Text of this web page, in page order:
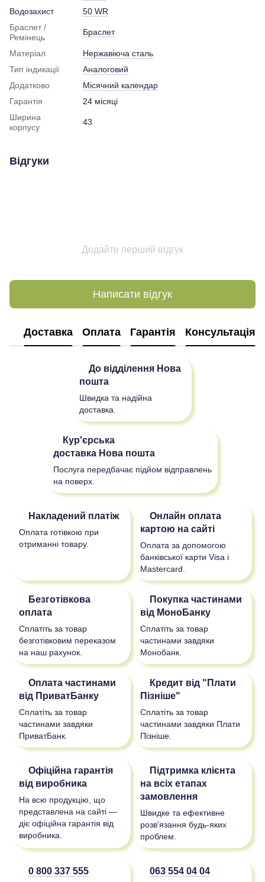
Водозахист
50 WR
Браслет /
Ремінець
Браслет
Матеріал
Нержавіюча сталь
Тип індикації
Аналоговий
Додатково
Місячний календар
Гарантія
24 місяці
Ширина
корпусу
43
Відгуки
Додайте перший відгук
Написати відгук
Доставка Оплата Гарантія Консультація
До відділення Нова
пошта
Швидка та надійна
доставка.
Кур'єрська
доставка Нова пошта
Послуга передбачає підйом відправлень
на поверх.
Накладений платіж
Оплата готівкою при
отриманні товару.
Онлайн оплата
картою на сайті
Оплата за допомогою
банківської карти Visa і
Mastercard.
Безготівкова
оплата
Сплатіть за товар
безготівковим переказом
на наш рахунок.
Покупка частинами
від МоноБанку
Сплатіть за товар
частинами завдяки
Монобанк.
Оплата частинами
від ПриватБанку
Сплатіть за товар
частинами завдяки
ПриватБанк.
Кредит від "Плати
Пізніше"
Сплатіть за товар
частинами завдяки Плати
Пізніше.
Офіційна гарантія
від виробника
На всю продукцію, що
представлена на сайті —
діє офіційна гарантія від
виробника.
Підтримка клієнта
на всіх етапах
замовлення
Швидке та ефективне
розв'язання будь-яких
проблем.
0 800 337 555 063 554 04 04